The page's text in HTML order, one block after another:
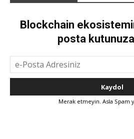
Blockchain
posta
Merak etmeyin. Asla Spam